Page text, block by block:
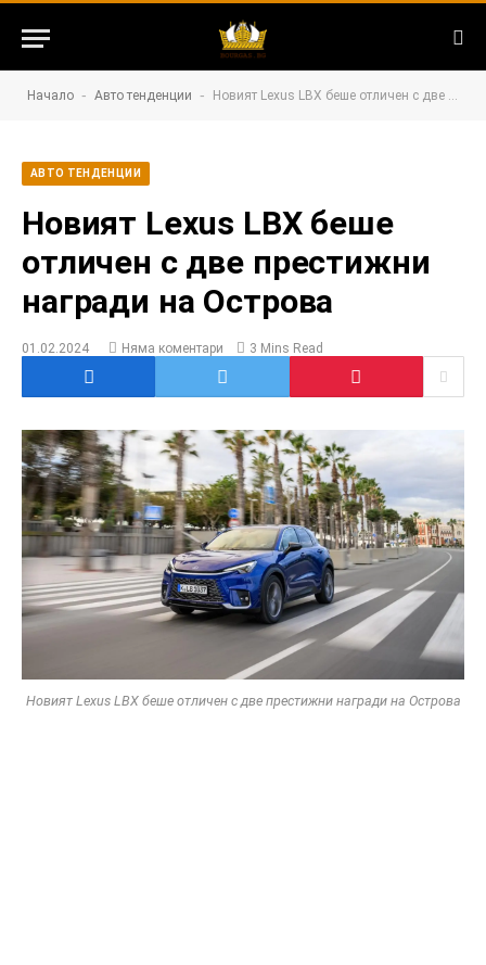
Начало - Авто тенденции - Новият Lexus LBX беше отличен с две престижни награди на Острова
АВТО ТЕНДЕНЦИИ
Новият Lexus LBX беше
отличен с две престижни
награди на Острова
01.02.2024 Няма коментари 3 Mins Read
Новият Lexus LBX беше отличен с две престижни награди на Острова